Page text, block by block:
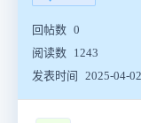
回帖数 0
阅读数 1243
发表时间
2025-04-